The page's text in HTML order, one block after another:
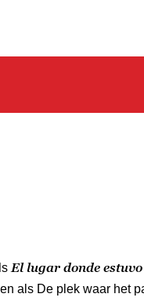
El lugar donde estuvo
als De plek waar het